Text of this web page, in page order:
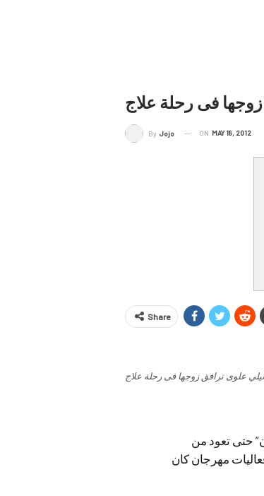
فى رحلة علاج
By Jojo ON MAY 18, 2012
Share
ليلي علوى ترافق زوجها فى رحلة علاج
حتى تعود من
مهرجان كان